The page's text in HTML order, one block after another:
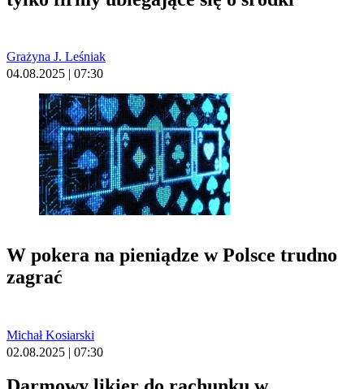
Grażyna J. Leśniak
04.08.2025 | 07:30
W pokera na pieniądze w Polsce trudno
zagrać
Michał Kosiarski
02.08.2025 | 07:30